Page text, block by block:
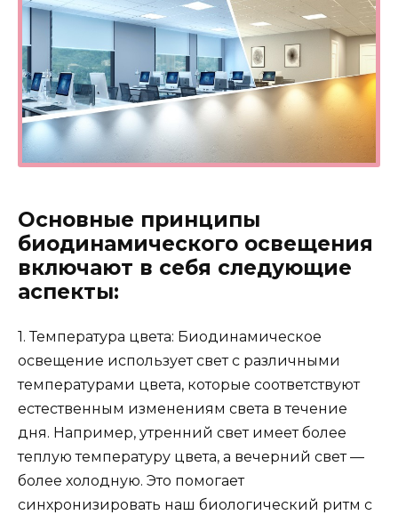
Основные принципы
биодинамического освещения
включают в себя следующие
аспекты:
1. Температура цвета: Биодинамическое
освещение использует свет с различными
температурами цвета, которые соответствуют
естественным изменениям света в течение
дня. Например, утренний свет имеет более
теплую температуру цвета, а вечерний свет —
более холодную. Это помогает
синхронизировать наш биологический ритм с